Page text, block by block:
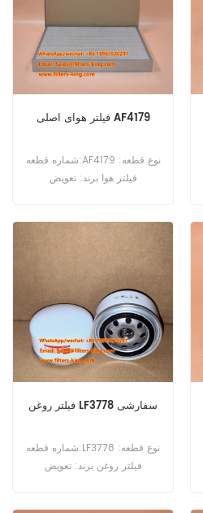
فیلتر هوای اصلی AF4179
شماره قطعه:AF4179 نوع قطعه:
فیلتر هوا برند: تعویض
فیلتر روغن LF3778 سفارشی
شماره قطعه:LF3778 نوع قطعه:
فیلتر روغن برند: تعویض